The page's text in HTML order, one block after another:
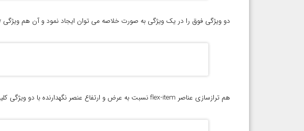
دو ویژگی فوق را در یک ویژگی به صورت خلاصه می توان ایجاد نمود و آن هم ویژگی flex-flow می باشد.
هم ترازسازی عناصر flex-item نسبت به عرض و ارتفاع عنصر نگهدارنده با دو ویژگی کلیدی justify-content و align-items :